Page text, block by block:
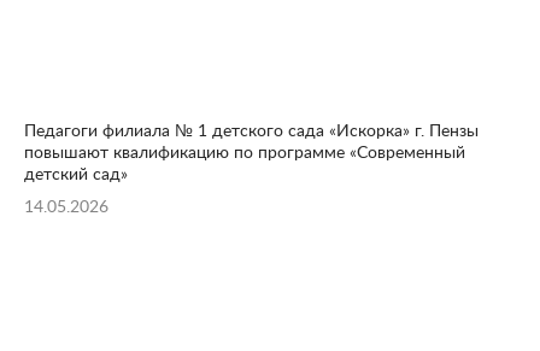
Педагоги филиала № 1 детского сада «Искорка» г. Пензы
повышают квалификацию по программе «Современный
детский сад»
14.05.2026